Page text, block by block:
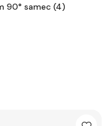
90° samec (4)